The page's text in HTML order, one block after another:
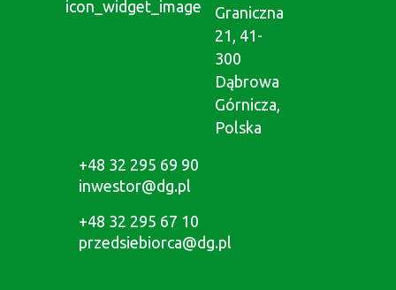
Graniczna
21, 41-
300
Dąbrowa
Górnicza,
Polska
+48 32 295 69 90
inwestor@dg.pl
+48 32 295 67 10
przedsiebiorca@dg.pl